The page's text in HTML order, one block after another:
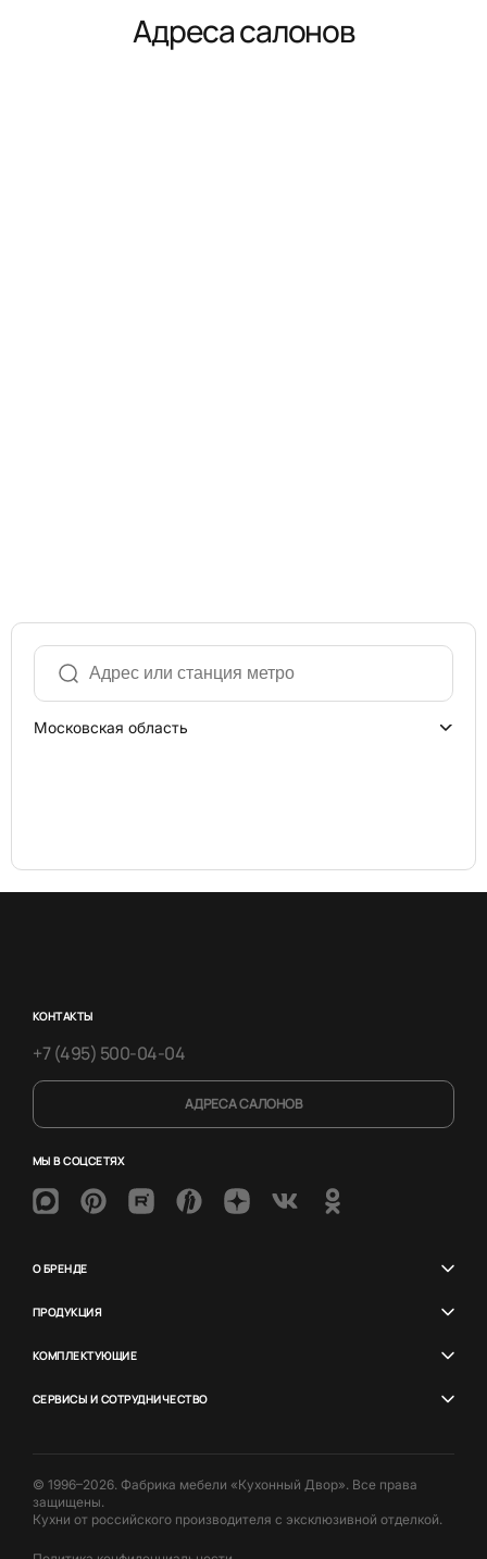
Адреса салонов
Московская область
КОНТАКТЫ
+7 (495) 500-04-04
АДРЕСА САЛОНОВ
МЫ В СОЦСЕТЯХ
О БРЕНДЕ
ПРОДУКЦИЯ
КОМПЛЕКТУЮЩИЕ
СЕРВИСЫ И СОТРУДНИЧЕСТВО
© 1996–2026. Фабрика мебели «Кухонный Двор». Все права
защищены.
Кухни от российского производителя с эксклюзивной отделкой.